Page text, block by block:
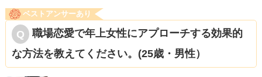
ベストアンサーあり
職場恋愛で年上女性にアプローチする効果的
な方法を教えてください。(25歳・男性）